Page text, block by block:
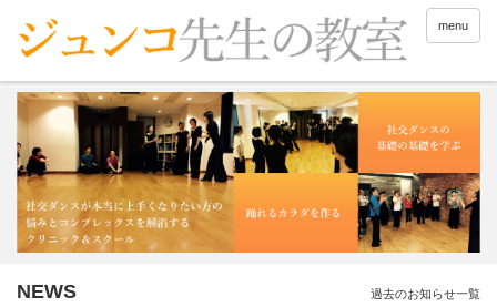
menu
NEWS 過去のお知らせ一覧